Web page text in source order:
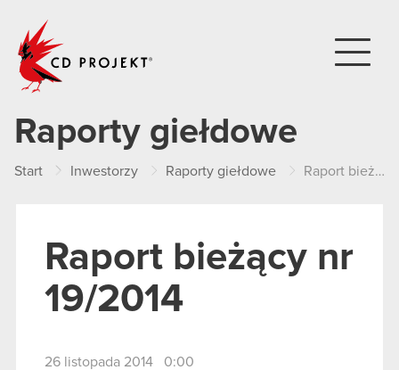
Raporty giełdowe
Start Inwestorzy Raporty giełdowe Raport bieżący nr 19/2014
Raport bieżący nr
19/2014
26 listopada 2014 0:00